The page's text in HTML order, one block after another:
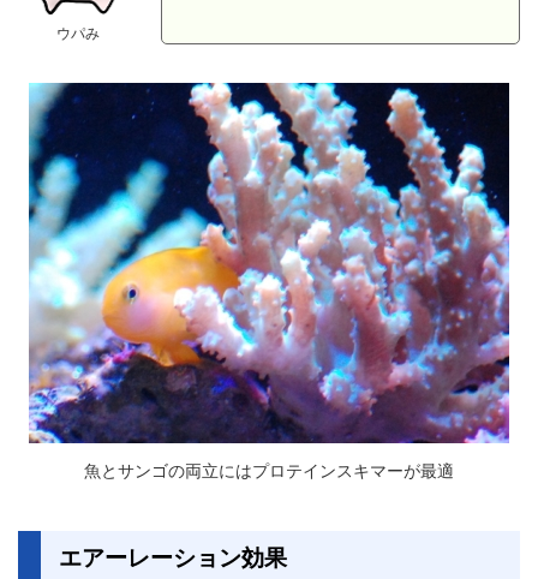
ウパみ
魚とサンゴの両立にはプロテインスキマーが最適
エアーレーション効果